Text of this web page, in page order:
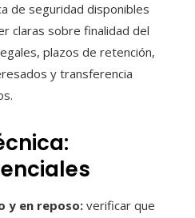
de seguridad disponibles
claras sobre finalidad del
plazos de retención,
y transferencia
y en reposo:verificar que